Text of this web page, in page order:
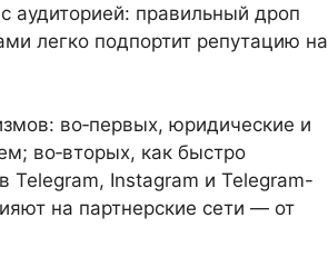
аудиторией: правильный дроп
легко подпортит репутацию на
во‑первых, юридические и
во‑вторых, как быстро
Telegram, Instagram и Telegram-
на партнерские сети — от